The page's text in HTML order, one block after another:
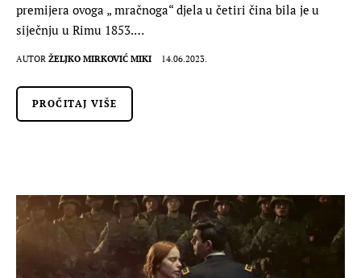
premijera ovoga „ mračnoga“ djela u četiri čina bila je u
siječnju u Rimu 1853.…
AUTOR ŽELJKO MIRKOVIĆ MIKI 14.06.2023.
PROČITAJ VIŠE